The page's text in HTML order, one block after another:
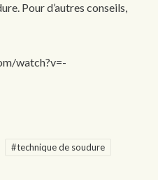
Pour d’autres conseils,
watch?v=-
#technique de soudure